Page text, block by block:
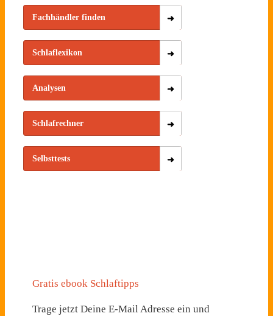
Fachhändler finden
Schlaflexikon
Analysen
Schlafrechner
Selbsttests
Gratis ebook Schlaftipps
Trage jetzt Deine E-Mail Adresse ein und